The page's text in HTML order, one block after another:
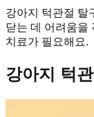
강아지 턱관절 탈
닫는 데 어려움을
치료가 필요해요.
강아지 턱